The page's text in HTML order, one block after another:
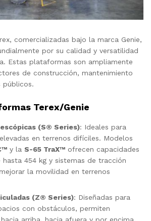
comercializadas bajo la marca Genie,
por su calidad y versatilidad
Estas plataformas son ampliamente
de construcción, mantenimiento
públicos.
Terex/Genie
(S® Series): Ideales para
en terrenos difíciles. Modelos
y la S-65 TraX™ ofrecen capacidades
hasta 454 kg y sistemas de tracción
la movilidad en terrenos
(Z® Series): Diseñadas para
con obstáculos, permiten